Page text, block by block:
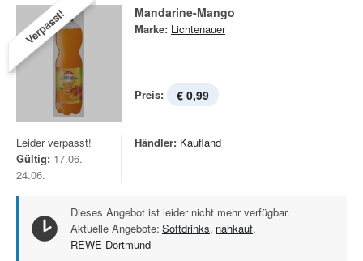
Verpasst! Mandarine-Mango
Marke: Lichtenauer
Preis: € 0,99
Leider verpasst!
Gültig: 17.06. -
24.06.
Händler: Kaufland
Dieses Angebot ist leider nicht mehr verfügbar.
Aktuelle Angebote: Softdrinks, nahkauf,
REWE Dortmund